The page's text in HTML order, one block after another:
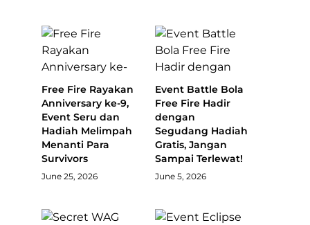
Free Fire Rayakan
Anniversary ke-9,
Event Seru dan
Hadiah Melimpah
Menanti Para
Survivors
June 25, 2026
Event Battle Bola
Free Fire Hadir
dengan
Segudang Hadiah
Gratis, Jangan
Sampai Terlewat!
June 5, 2026